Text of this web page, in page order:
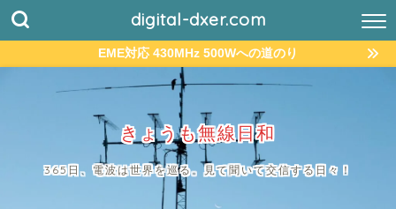
digital-dxer.com
EME対応 430MHz 500Wへの道のり
きょうも無線日和
365日、電波は世界を巡る。見て聞いて交信する日々！